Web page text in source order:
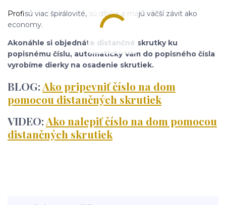
Profisú viac špirálovité, sú dlhšie a majú väčší závit ako
economy.
Akonáhle si objednáte distančné skrutky ku
popisnému číslu, automaticky Vám do popisného čísla
vyrobíme dierky na osadenie skrutiek.
BLOG:Ako pripevniť číslo na dom
pomocou distančných skrutiek
VIDEO:Ako nalepiť číslo na dom pomocou
distančných skrutiek